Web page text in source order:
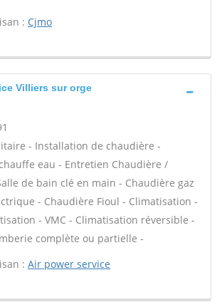
: Cjmo
Villiers sur orge
- Installation de chaudière -
eau - Entretien Chaudière /
de bain clé en main - Chaudière gaz
- Chaudière Fioul - Climatisation -
- VMC - Climatisation réversible -
complète ou partielle -
: Air power service